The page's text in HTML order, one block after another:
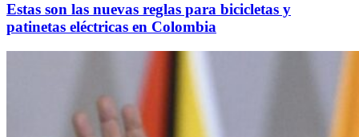
Estas son las nuevas reglas para bicicletas y
patinetas eléctricas en Colombia